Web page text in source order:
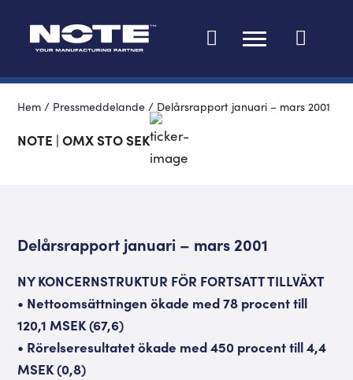
Hem / Pressmeddelande / Delårsrapport januari – mars 2001
NOTE | OMX STO SEK
Delårsrapport januari – mars 2001
NY KONCERNSTRUKTUR FÖR FORTSATT TILLVÄXT
• Nettoomsättningen ökade med 78 procent till
120,1 MSEK (67,6)
• Rörelseresultatet ökade med 450 procent till 4,4
MSEK (0,8)